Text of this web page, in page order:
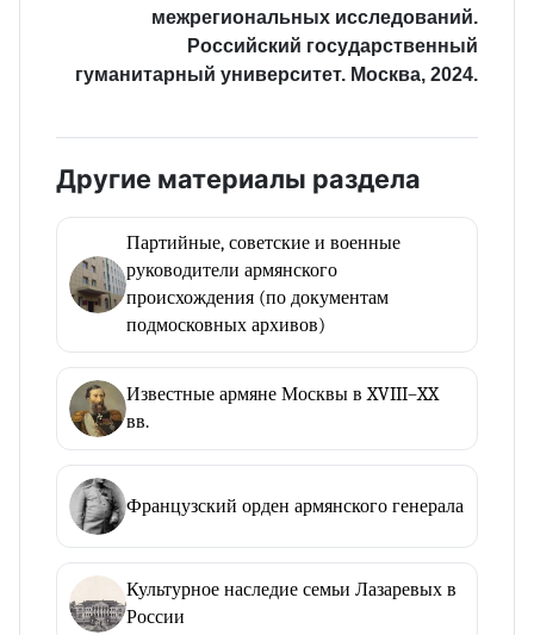
межрегиональных исследований.
Российский государственный
гуманитарный университет. Москва, 2024.
Другие материалы раздела
Партийные, советские и военные
руководители армянского
происхождения (по документам
подмосковных архивов)
Известные армяне Москвы в XVIII–XX
вв.
Французский орден армянского генерала
Культурное наследие семьи Лазаревых в
России